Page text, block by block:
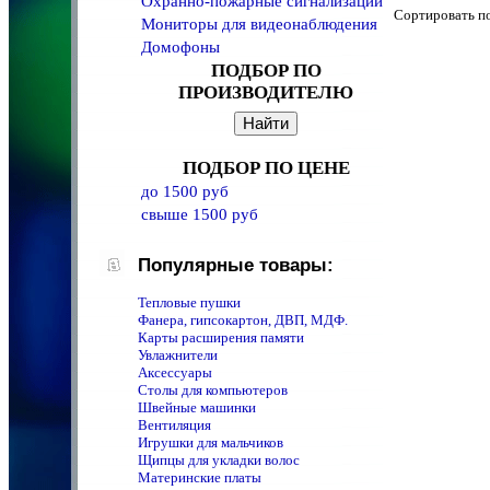
Мониторы для видеонаблюдения
Домофоны
ПОДБОР ПО
ПРОИЗВОДИТЕЛЮ
ПОДБОР ПО ЦЕНЕ
до 1500 руб
свыше 1500 руб
Популярные товары:
Тепловые пушки
Фанера, гипсокартон, ДВП, МДФ.
Карты расширения памяти
Увлажнители
Аксессуары
Столы для компьютеров
Швейные машинки
Вентиляция
Игрушки для мальчиков
Щипцы для укладки волос
Материнские платы
Сортировать